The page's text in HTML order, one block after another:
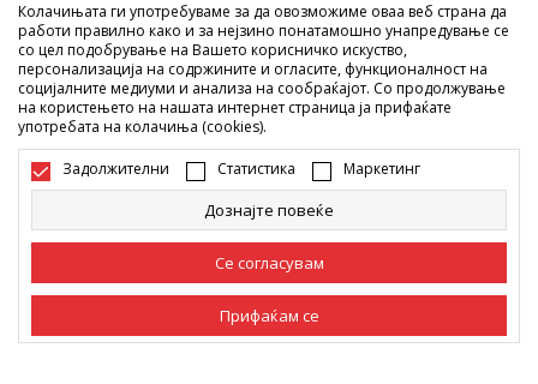
Не е дозволено превземање или користење на содржината од
интернет страните на Sport Vision, делумно или целосно a се
однесува на логоа, трговски марки, комерцијални содржини, ниту
истите да се отстапуваат на трети лица, јавно да се објавуваат или да
се користат за било какви цели, без писмена согласност од БДС.МК
ДООЕЛ.
Настојуваме да бидеме што попрецизни во описот на производот,
фотографијата и самата цена, но не можеме да гарантираме дака
сите информации се комплетни и без грешка. Сите прикажани
производи на сајтот се дел од нашата понуда, но не се подразбира
дека мораат да се достапни во секој момент. Достапноста на
Колачињата ги употребуваме за да овозможиме оваа веб страна да
работи правилно како и за нејзино понатамошно унапредување се
со цел подобрување на Вашето корисничко искуство,
персонализација на содржините и огласите, функционалност на
социјалните медиуми и анализа на сообраќајот. Со продолжување
на користењето на нашата интернет страница ја прифаќате
употребата на колачиња (cookies).
Задолжителни Статистика Маркетинг
Дознајте повеќе
Се согласувам
Прифаќам се